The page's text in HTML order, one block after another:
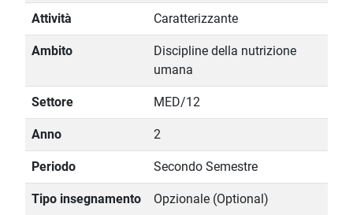
Attività Caratterizzante
Ambito
Discipline della nutrizione
umana
Settore MED/12
Anno 2
Periodo Secondo Semestre
Tipo insegnamento Opzionale (Optional)